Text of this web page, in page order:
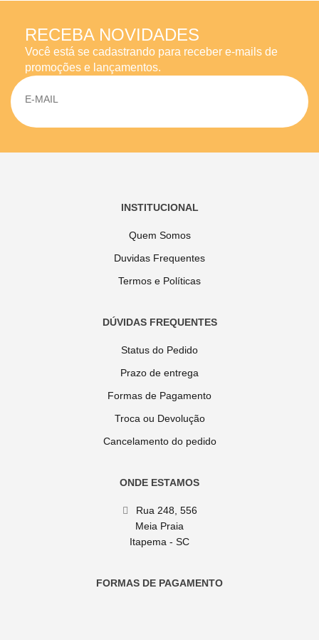
RECEBA NOVIDADES
Você está se cadastrando para receber e-mails de
promoções e lançamentos.
INSTITUCIONAL
Quem Somos
Duvidas Frequentes
Termos e Políticas
DÚVIDAS FREQUENTES
Status do Pedido
Prazo de entrega
Formas de Pagamento
Troca ou Devolução
Cancelamento do pedido
ONDE ESTAMOS
Rua 248, 556
Meia Praia
Itapema - SC
FORMAS DE PAGAMENTO